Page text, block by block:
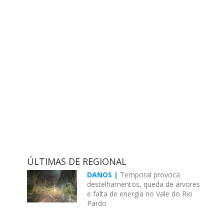
ÚLTIMAS DE REGIONAL
DANOS | Temporal provoca
destelhamentos, queda de árvores
e falta de energia no Vale do Rio
Pardo